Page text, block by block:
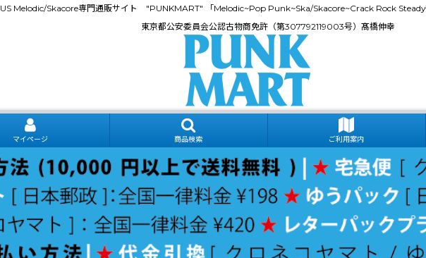
US Melodic/Skacore専門通販サイト "PUNKMART" 「Melodic~Pop Punk~Ska/Skacore~Crack Rock Steady
東京都公安委員会公認古物商免許（第307792119003号）髙橋伸幸
マイページ 商品検索 ご利用案内